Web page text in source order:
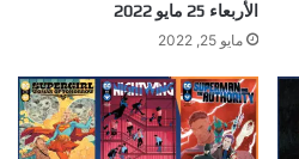
الأربعاء 25 مايو 2022
مايو 25, 2022